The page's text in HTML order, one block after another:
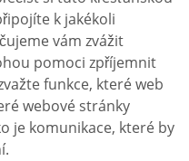
k jakékoli
vám zvážit
pomoci zpříjemnit
funkce, které web
webové stránky
je komunikace, které by